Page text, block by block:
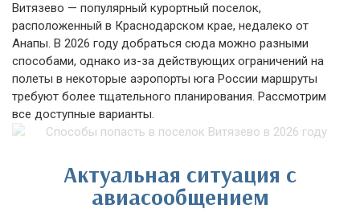
Витязево — популярный курортный поселок,
расположенный в Краснодарском крае, недалеко от
Анапы. В 2026 году добраться сюда можно разными
способами, однако из-за действующих ограничений на
полеты в некоторые аэропорты юга России маршруты
требуют более тщательного планирования. Рассмотрим
все доступные варианты.
Актуальная ситуация с
авиасообщением